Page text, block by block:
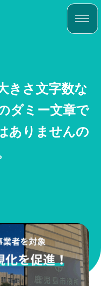
きさ文字数な
ダミー文章で
ありませんの